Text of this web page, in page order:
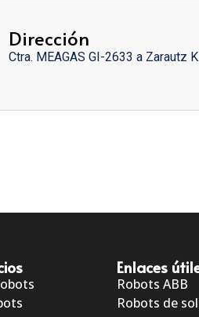
Dirección
Ctra. MEAGAS GI-2633 a Zarautz
Enlaces
Robots ABB
Robots de